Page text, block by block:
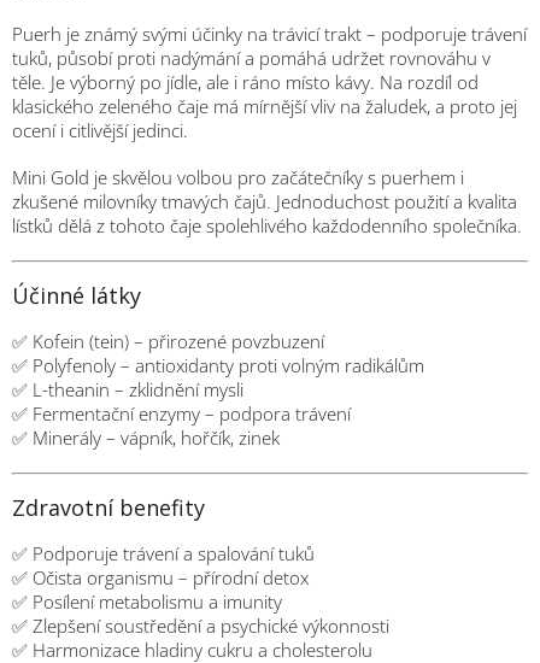
Puerh je známý svými účinky na trávicí trakt – podporuje trávení
tuků, působí proti nadýmání a pomáhá udržet rovnováhu v
těle. Je výborný po jídle, ale i ráno místo kávy. Na rozdíl od
klasického zeleného čaje má mírnější vliv na žaludek, a proto jej
ocení i citlivější jedinci.
Mini Gold je skvělou volbou pro začátečníky s puerhem i
zkušené milovníky tmavých čajů. Jednoduchost použití a kvalita
lístků dělá z tohoto čaje spolehlivého každodenního společníka.
Účinné látky
✅ Kofein (tein) – přirozené povzbuzení
✅ Polyfenoly – antioxidanty proti volným radikálům
✅ L-theanin – zklidnění mysli
✅ Fermentační enzymy – podpora trávení
✅ Minerály – vápník, hořčík, zinek
Zdravotní benefity
✅ Podporuje trávení a spalování tuků
✅ Očista organismu – přírodní detox
✅ Posílení metabolismu a imunity
✅ Zlepšení soustředění a psychické výkonnosti
✅ Harmonizace hladiny cukru a cholesterolu